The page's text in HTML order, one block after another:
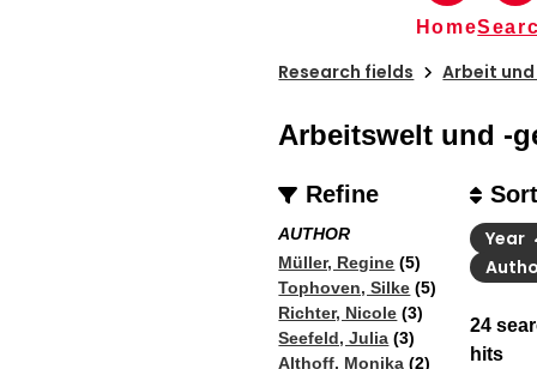
Home
Research fields Arbeit
Arbeitswelt und -
Refine
AUTHOR
Müller, Regine (5)
Tophoven, Silke (5)
Richter, Nicole (3)
Seefeld, Julia (3)
Althoff, Monika (2)
24
hits
Year